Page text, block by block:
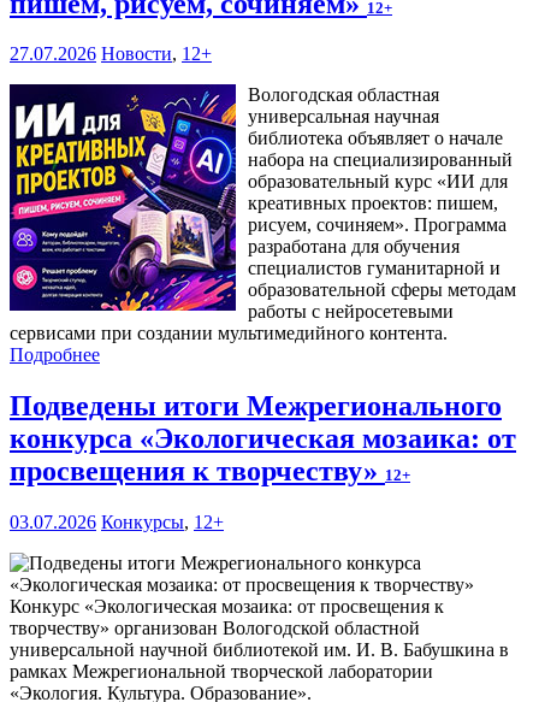
12+
27.07.2026 Новости, 12+
Вологодская областная
универсальная научная
библиотека объявляет о начале
набора на специализированный
образовательный курс «ИИ для
креативных проектов: пишем,
рисуем, сочиняем». Программа
разработана для обучения
специалистов гуманитарной и
образовательной сферы методам
работы с нейросетевыми
сервисами при создании мультимедийного контента.
Подробнее
Подведены итоги Межрегионального
конкурса «Экологическая мозаика: от
просвещения к творчеству» 12+
03.07.2026 Конкурсы, 12+
Конкурс «Экологическая мозаика: от просвещения к
творчеству» организован Вологодской областной
универсальной научной библиотекой им. И. В. Бабушкина в
рамках Межрегиональной творческой лаборатории
«Экология. Культура. Образование».